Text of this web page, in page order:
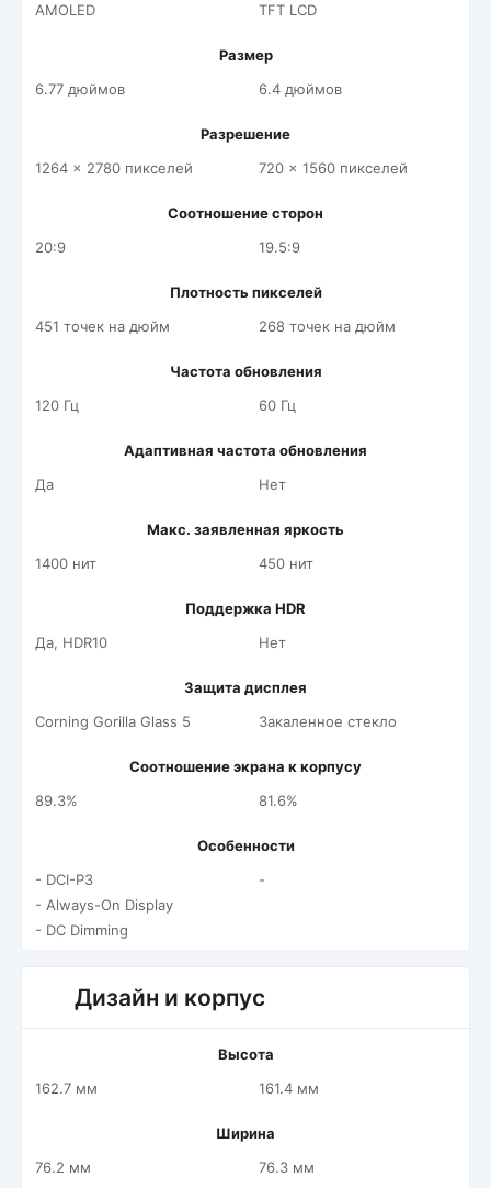
AMOLED
TFT LCD
Размер
6.77 дюймов
6.4 дюймов
Разрешение
1264 x 2780 пикселей
720 x 1560 пикселей
Соотношение сторон
20:9
19.5:9
Плотность пикселей
451 точек на дюйм
268 точек на дюйм
Частота обновления
120 Гц
60 Гц
Адаптивная частота обновления
Да
Нет
Макс. заявленная яркость
1400 нит
450 нит
Поддержка HDR
Да, HDR10
Нет
Защита дисплея
Corning Gorilla Glass 5
Закаленное стекло
Соотношение экрана к корпусу
89.3%
81.6%
Особенности
- DCI-P3
- Always-On Display
- DC Dimming
-
Дизайн и корпус
Высота
162.7 мм
161.4 мм
Ширина
76.2 мм
76.3 мм